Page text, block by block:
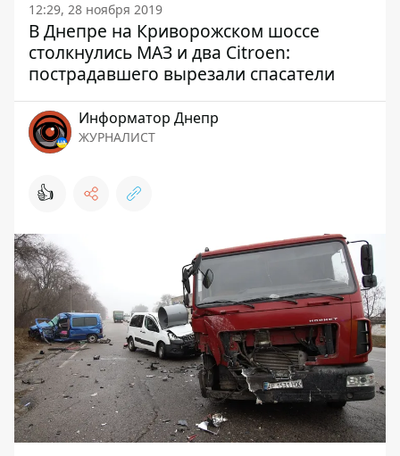
12:29, 28 ноября 2019
В Днепре на Криворожском шоссе
столкнулись МАЗ и два Citroen:
пострадавшего вырезали спасатели
Информатор Днепр
ЖУРНАЛИСТ
👍